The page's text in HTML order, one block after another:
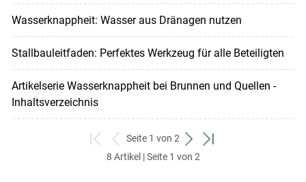
Wasserknappheit: Wasser aus Dränagen nutzen
Stallbauleitfaden: Perfektes Werkzeug für alle Beteiligten
Artikelserie Wasserknappheit bei Brunnen und Quellen -
Inhaltsverzeichnis
zum
ersten
zurück
zum
Seite 1 von 2
weiter
zum
zum
8 Artikel | Seite 1 von 2